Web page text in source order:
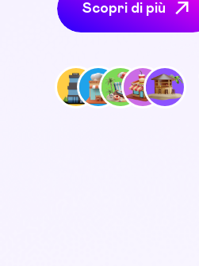
Scopri di più